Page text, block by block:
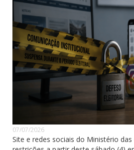
07/07/2026
Site e redes sociais do Ministério